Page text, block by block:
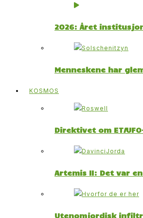
2026: Året
Menneskene har
KOSMOS
Direktivet om ET/
Artemis II: Det var
Utenomjordisk